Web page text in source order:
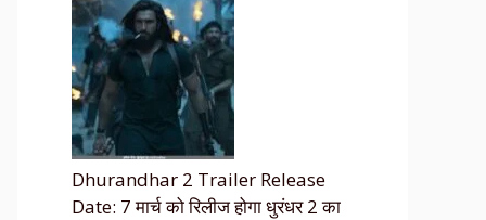
Dhurandhar 2 Trailer Release
Date: 7 मार्च को रिलीज होगा धुरंधर 2 का